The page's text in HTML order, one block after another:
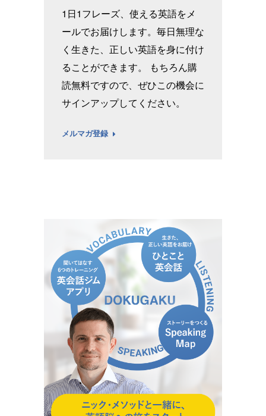
1日1フレーズ、使える英語をメ
ールでお届けします。毎日無理な
く生きた、正しい英語を身に付け
ることができます。 もちろん購
読無料ですので、ぜひこの機会に
サインアップしてください。
メルマガ登録